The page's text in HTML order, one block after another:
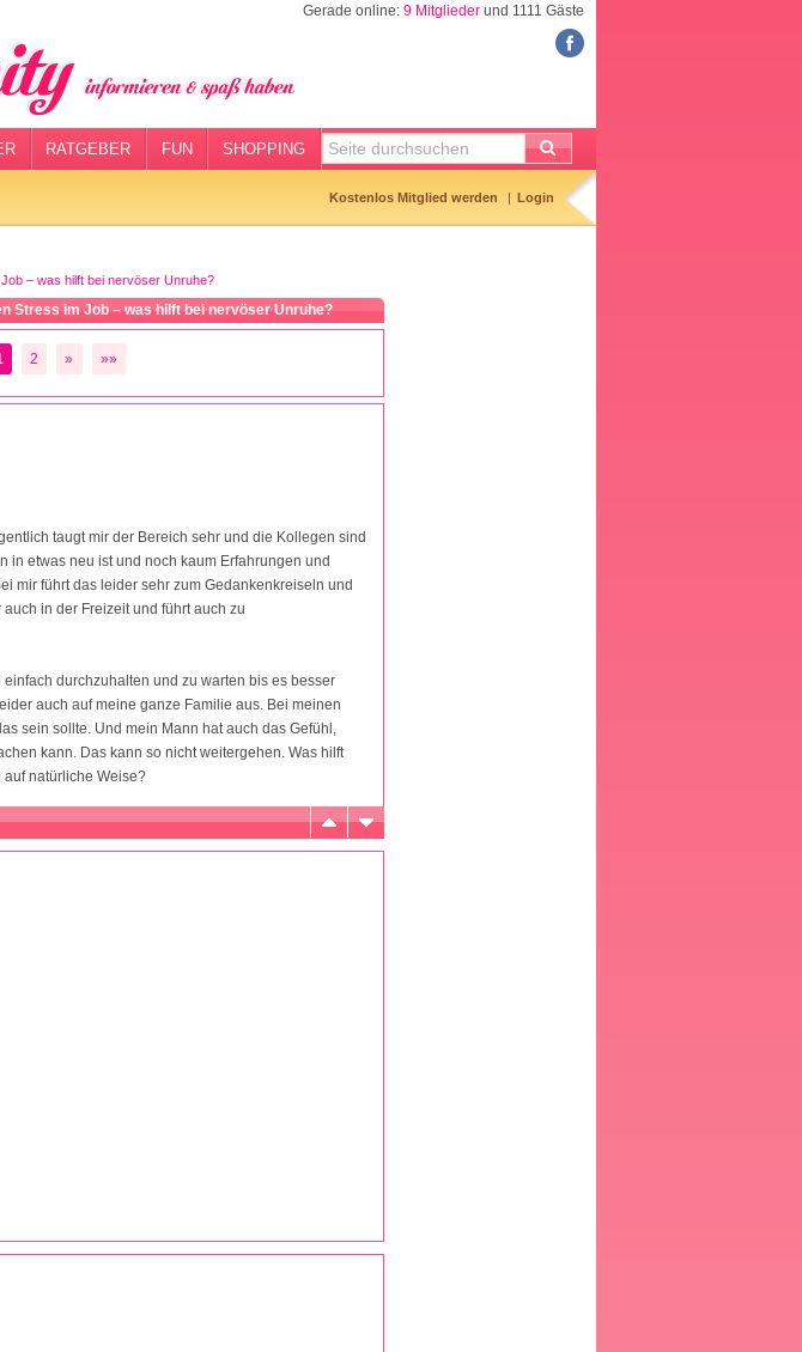
Gerade online: 9 Mitglieder und 1111 Gäste
RATGEBER FUN SHOPPING
Kostenlos Mitglied werden Login
– was hilft bei nervöser Unruhe?
Stress im Job – was hilft bei nervöser Unruhe?
2 » »»
taugt mir der Bereich sehr und die Kollegen sind
in etwas neu ist und noch kaum Erfahrungen und
mir führt das leider sehr zum Gedankenkreiseln und
in der Freizeit und führt auch zu
durchzuhalten und zu warten bis es besser
auch auf meine ganze Familie aus. Bei meinen
sein sollte. Und mein Mann hat auch das Gefühl,
kann. Das kann so nicht weitergehen. Was hilft
natürliche Weise?